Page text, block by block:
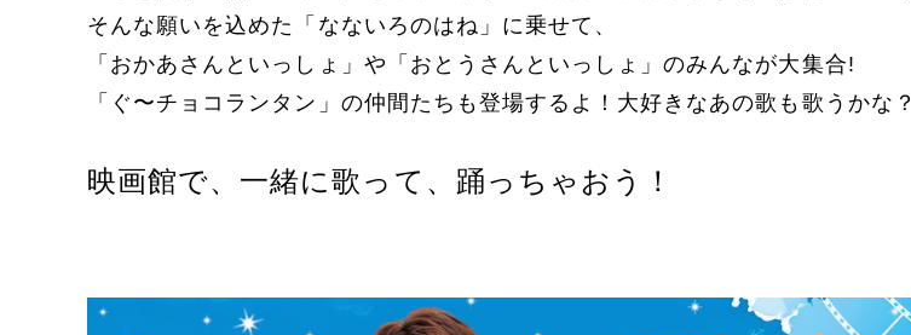
そんな願いを込めた「なないろのはね」に乗せて、
「おかあさんといっしょ」や「おとうさんといっしょ」のみんなが大集合!
「ぐ〜チョコランタン」の仲間たちも登場するよ！大好きなあの歌も歌うかな？
映画館で、一緒に歌って、踊っちゃおう！